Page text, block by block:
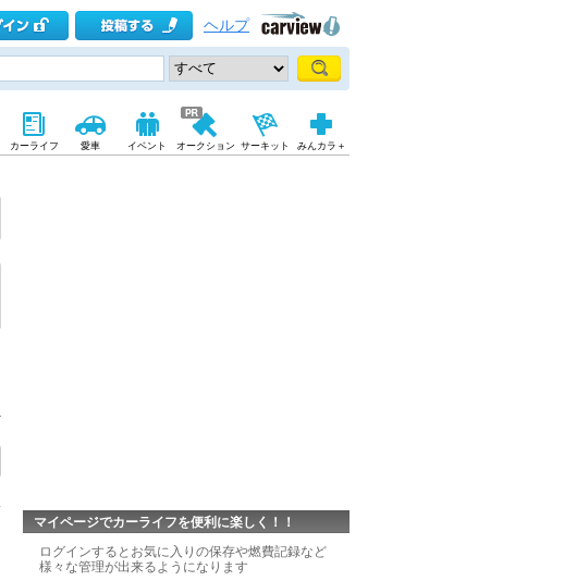
ヘルプ
カーライフ 愛車 イベント オークション サーキット みんカラ＋
マイページでカーライフを便利に楽しく！！
ログインするとお気に入りの保存や燃費記録など
様々な管理が出来るようになります